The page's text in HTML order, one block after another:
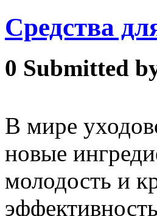
Средства
0 Submitted
В мире
новые
молодость и